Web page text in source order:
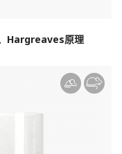
Hargreaves原理